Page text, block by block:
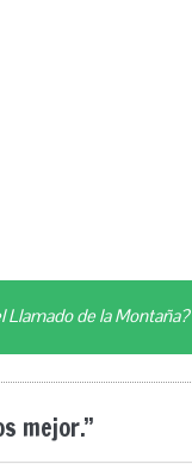
Llamado de la Montaña?
mejor.”